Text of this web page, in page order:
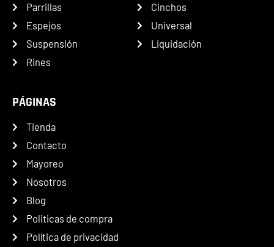
Parrillas
Espejos
Suspensión
Rines
Cinchos
Universal
Liquidación
PÁGINAS
Tienda
Contacto
Mayoreo
Nosotros
Blog
Politicas de compra
Política de privacidad